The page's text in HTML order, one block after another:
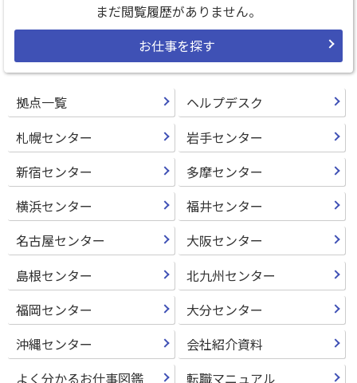
まだ閲覧履歴がありません。
お仕事を探す
拠点一覧
ヘルプデスク
札幌センター
岩手センター
新宿センター
多摩センター
横浜センター
福井センター
名古屋センター
大阪センター
島根センター
北九州センター
福岡センター
大分センター
沖縄センター
会社紹介資料
よく分かるお仕事図鑑
転職マニュアル